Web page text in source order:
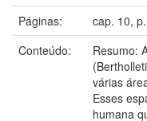
Páginas:
cap. 10,
Conteúdo:
Resumo:
várias
Esses
humana